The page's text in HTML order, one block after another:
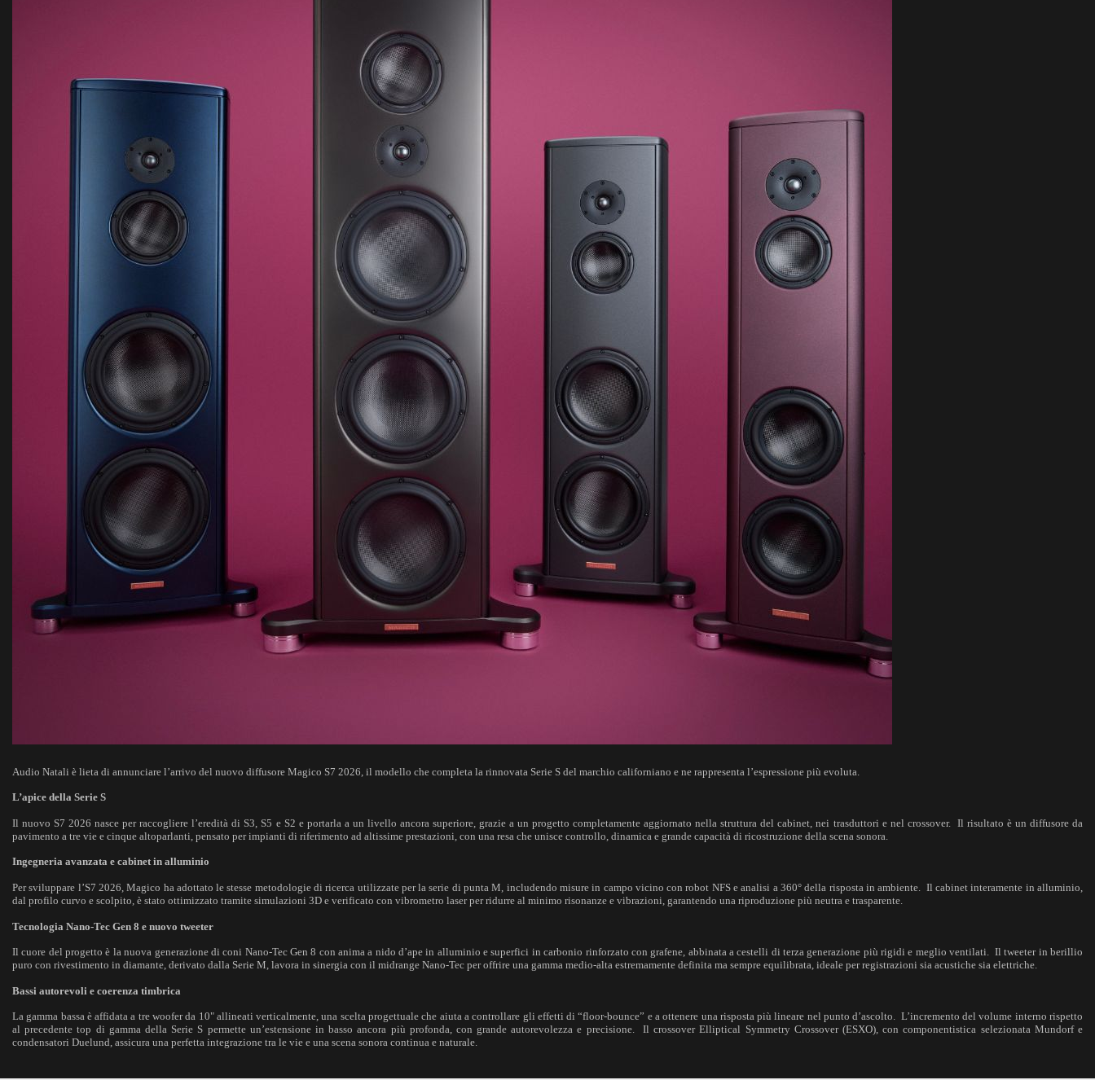
Audio Natali è lieta di annunciare l’arrivo del nuovo diffusore Magico S7 2026, il modello che completa la rinnovata Serie S del marchio californiano e ne rappresenta l’espressione più evoluta.
L’apice della Serie S
Il nuovo S7 2026 nasce per raccogliere l’eredità di S3, S5 e S2 e portarla a un livello ancora superiore, grazie a un progetto completamente aggiornato nella struttura del cabinet, nei trasduttori e nel crossover. Il risultato è un diffusore da
pavimento a tre vie e cinque altoparlanti, pensato per impianti di riferimento ad altissime prestazioni, con una resa che unisce controllo, dinamica e grande capacità di ricostruzione della scena sonora.
Ingegneria avanzata e cabinet in alluminio
Per sviluppare l’S7 2026, Magico ha adottato le stesse metodologie di ricerca utilizzate per la serie di punta M, includendo misure in campo vicino con robot NFS e analisi a 360° della risposta in ambiente. Il cabinet interamente in alluminio,
dal profilo curvo e scolpito, è stato ottimizzato tramite simulazioni 3D e verificato con vibrometro laser per ridurre al minimo risonanze e vibrazioni, garantendo una riproduzione più neutra e trasparente.
Tecnologia Nano‑Tec Gen 8 e nuovo tweeter
Il cuore del progetto è la nuova generazione di coni Nano‑Tec Gen 8 con anima a nido d’ape in alluminio e superfici in carbonio rinforzato con grafene, abbinata a cestelli di terza generazione più rigidi e meglio ventilati. Il tweeter in berillio
puro con rivestimento in diamante, derivato dalla Serie M, lavora in sinergia con il midrange Nano‑Tec per offrire una gamma medio‑alta estremamente definita ma sempre equilibrata, ideale per registrazioni sia acustiche sia elettriche.
Bassi autorevoli e coerenza timbrica
La gamma bassa è affidata a tre woofer da 10" allineati verticalmente, una scelta progettuale che aiuta a controllare gli effetti di “floor‑bounce” e a ottenere una risposta più lineare nel punto d’ascolto. L’incremento del volume interno rispetto
al precedente top di gamma della Serie S permette un’estensione in basso ancora più profonda, con grande autorevolezza e precisione. Il crossover Elliptical Symmetry Crossover (ESXO), con componentistica selezionata Mundorf e
condensatori Duelund, assicura una perfetta integrazione tra le vie e una scena sonora continua e naturale.